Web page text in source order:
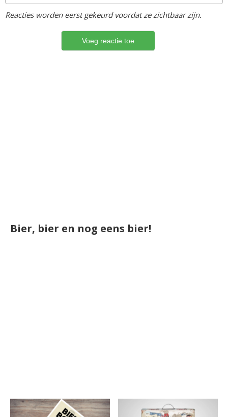
Reacties worden eerst gekeurd voordat ze zichtbaar zijn.
Bier, bier en nog eens bier!